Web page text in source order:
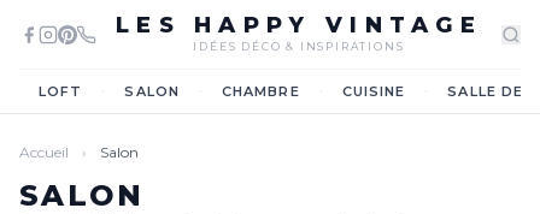
LES HAPPY VINTAGE
IDÉES DÉCO & INSPIRATIONS
LOFT SALON CHAMBRE CUISINE SALLE DE
Accueil › Salon
SALON